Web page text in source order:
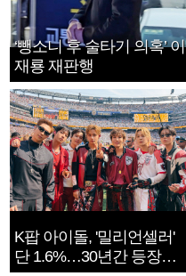
‘뺑소니 후 술타기 의혹’ 이
재룡 재판행
K팝 아이돌, '밀리언셀러'
단 1.6%…30년간 등장